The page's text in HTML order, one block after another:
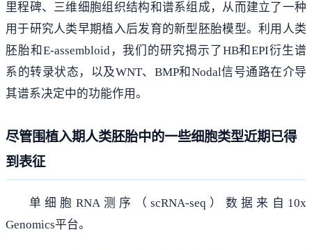
里程碑、三维细胞组织结构和谱系组成，从而建立了一种
用于研究人类早期植入后发育的新型胚胎模型。利用人类
胚胎和E-assembloid，我们的研究揭示了HB和EPI衍生谱
系的转录状态，以及WNT、BMP和Nodal信号通路在介导
其谱系决定中的功能作用。
尽管围植入期人类胚胎中的一些细胞类型近期已得
到表征
单细胞RNA测序（scRNA-seq）数据来自10x
Genomics平台。